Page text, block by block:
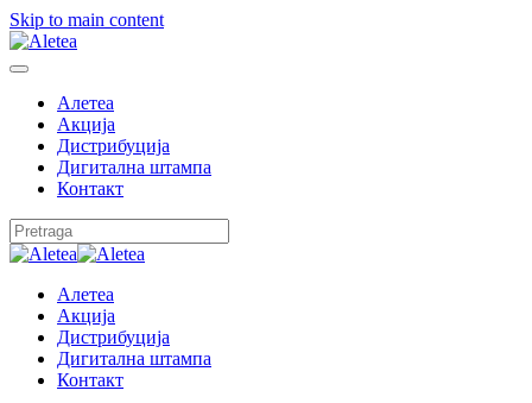
Skip to main content
Алетеа
Акција
Дистрибуција
Дигитална штампа
Контакт
Алетеа
Акција
Дистрибуција
Дигитална штампа
Контакт